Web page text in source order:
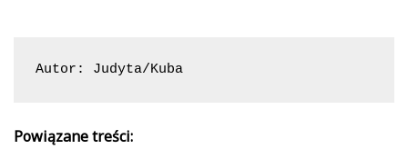
Autor: Judyta/Kuba
Powiązane treści: